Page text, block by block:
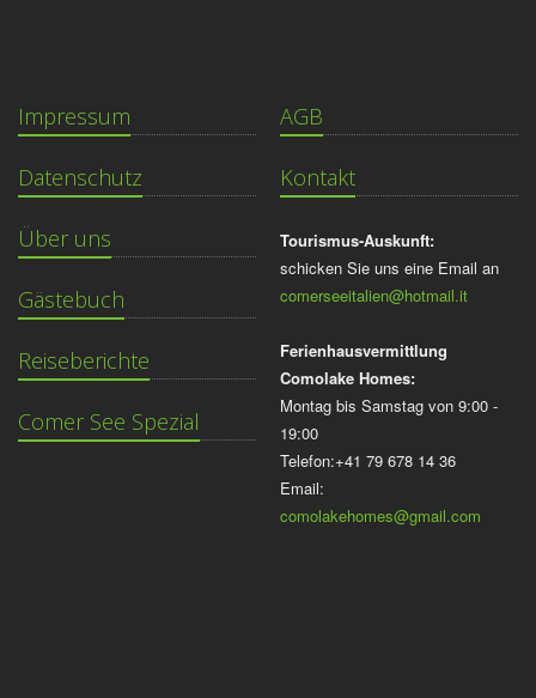
Impressum
Datenschutz
Über uns
Gästebuch
Reiseberichte
Comer See Spezial
AGB
Kontakt
Tourismus-Auskunft:
schicken Sie uns eine Email an
comerseeitalien@hotmail.it
Ferienhausvermittlung
Comolake Homes:
Montag bis Samstag von 9:00 -
19:00
Telefon:+41 79 678 14 36
Email:
comolakehomes@gmail.com